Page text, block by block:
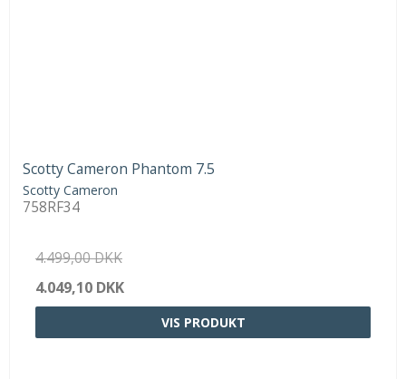
Scotty Cameron Phantom 7.5
Scotty Cameron
758RF34
4.499,00 DKK
4.049,10 DKK
VIS PRODUKT